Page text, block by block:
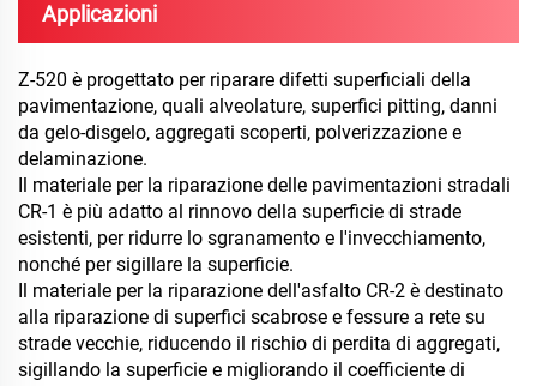
Applicazioni
Z-520 è progettato per riparare difetti superficiali della
pavimentazione, quali alveolature, superfici pitting, danni
da gelo-disgelo, aggregati scoperti, polverizzazione e
delaminazione.
Il materiale per la riparazione delle pavimentazioni stradali
CR-1 è più adatto al rinnovo della superficie di strade
esistenti, per ridurre lo sgranamento e l'invecchiamento,
nonché per sigillare la superficie.
Il materiale per la riparazione dell'asfalto CR-2 è destinato
alla riparazione di superfici scabrose e fessure a rete su
strade vecchie, riducendo il rischio di perdita di aggregati,
sigillando la superficie e migliorando il coefficiente di